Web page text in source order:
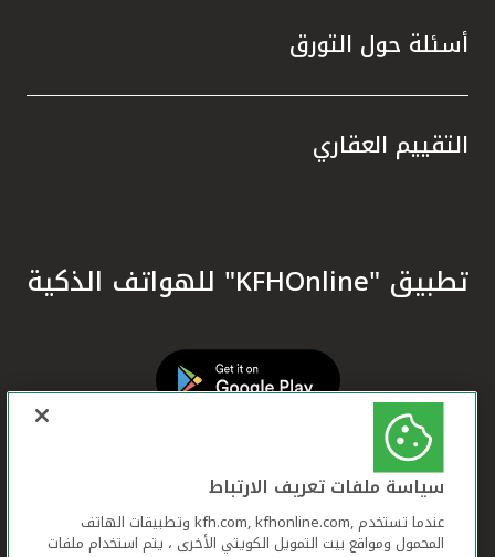
أسئلة حول التورق
التقييم العقاري
تطبيق "KFHOnline" للهواتف الذكية
سياسة ملفات تعريف الارتباط
عندما تستخدم ,kfh.com, kfhonline.com وتطبيقات الهاتف
المحمول ومواقع بيت التمويل الكويتي الأخرى ، يتم استخدام ملفات